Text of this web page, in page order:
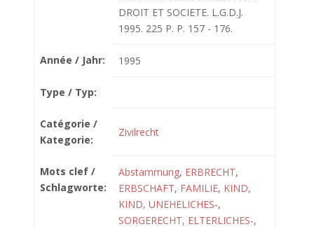
DROIT ET SOCIETE. L.G.D.J.
1995. 225 P. P. 157 - 176.
Année / Jahr: 1995
Type / Typ:
Catégorie /
Kategorie:
Zivilrecht
Mots clef /
Schlagworte:
Abstammung, ERBRECHT,
ERBSCHAFT, FAMILIE, KIND,
KIND, UNEHELICHES-,
SORGERECHT, ELTERLICHES-,